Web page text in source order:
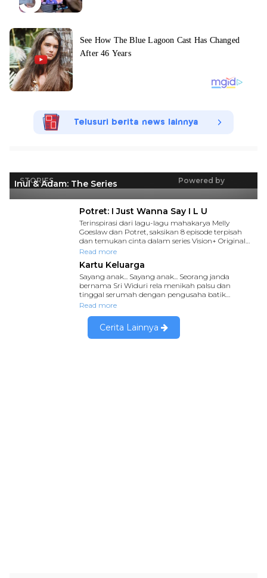
Telusuri berita news lainnya